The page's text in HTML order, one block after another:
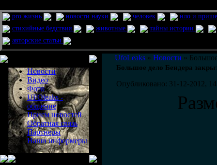
pro жизнь новости науки человек
нло и
стихийные бедствия
животные
тайны истории
авторские статьи
Новости
Видео
Фото
UFOleaks -
общение
Прием новостей
Обратная связь
Партнеры
Наши информеры
UfoLeaks » Новости »
Большое дело Бендера
Опубликовано: 31-12-2012,